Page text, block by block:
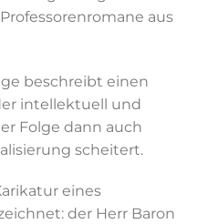
aus
beschreibt einen
intellektuell und
Folge dann auch
scheitert.
eines
der Herr Baron